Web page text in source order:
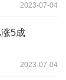
2023-07-04
5成
2023-07-04